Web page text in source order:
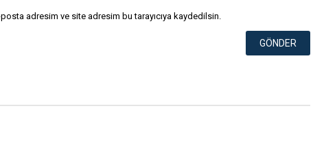
adresim ve site adresim bu tarayıcıya kaydedilsin.